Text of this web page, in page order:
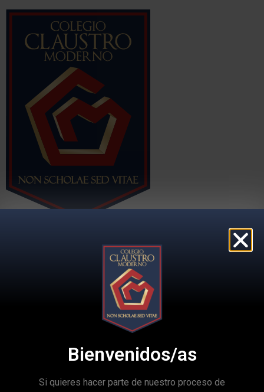
Grandes eventos
Programas especiales
Servicios
Bienvenidos/as
Si quieres hacer parte de nuestro proceso de